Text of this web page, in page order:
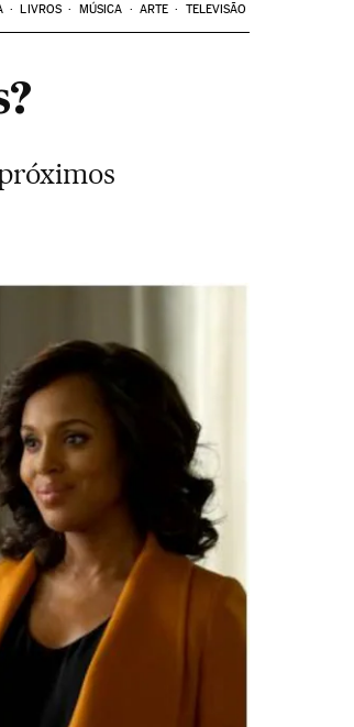
LIVROS MÚSICA ARTE TELEVISÃO